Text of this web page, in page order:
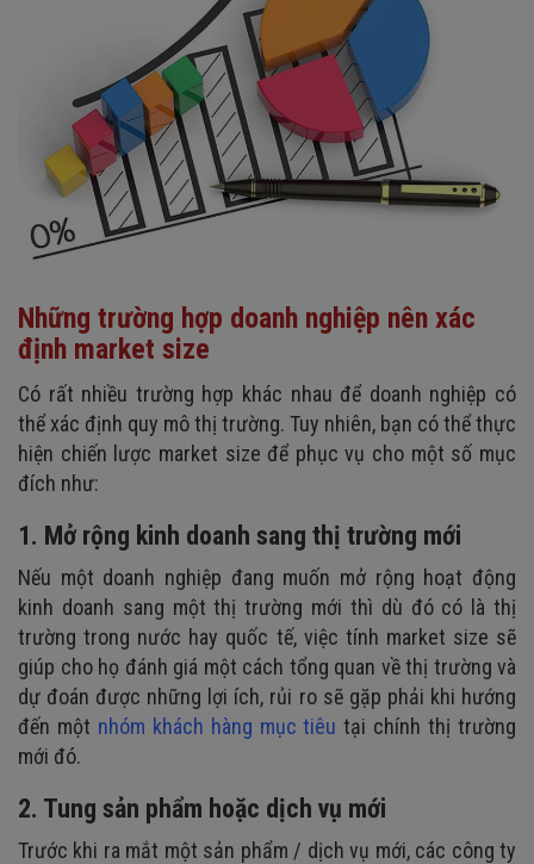
Những trường hợp doanh nghiệp nên xác
định market size
Có rất nhiều trường hợp khác nhau để doanh nghiệp có
thể xác định quy mô thị trường. Tuy nhiên, bạn có thể thực
hiện chiến lược market size để phục vụ cho một số mục
đích như:
1. Mở rộng kinh doanh sang thị trường mới
Nếu một doanh nghiệp đang muốn mở rộng hoạt động
kinh doanh sang một thị trường mới thì dù đó có là thị
trường trong nước hay quốc tế, việc tính market size sẽ
giúp cho họ đánh giá một cách tổng quan về thị trường và
dự đoán được những lợi ích, rủi ro sẽ gặp phải khi hướng
đến một nhóm khách hàng mục tiêu tại chính thị trường
mới đó.
2. Tung sản phẩm hoặc dịch vụ mới
Trước khi ra mắt một sản phẩm / dịch vụ mới, các công ty